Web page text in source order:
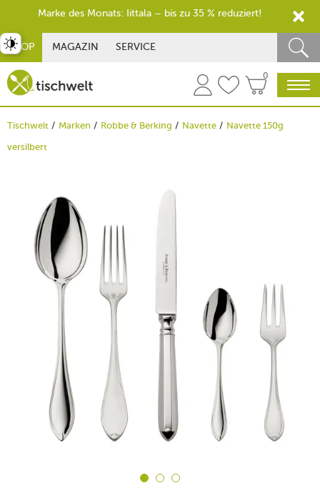
SHOP MAGAZIN SERVICE
0
Tischwelt Marken Robbe & Berking Navette
Navette 150g
versilbert
umschalten
Marke des Monats: Iittala – bis zu 35 % reduziert!